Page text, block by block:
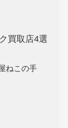
買取店4選
ねこの手